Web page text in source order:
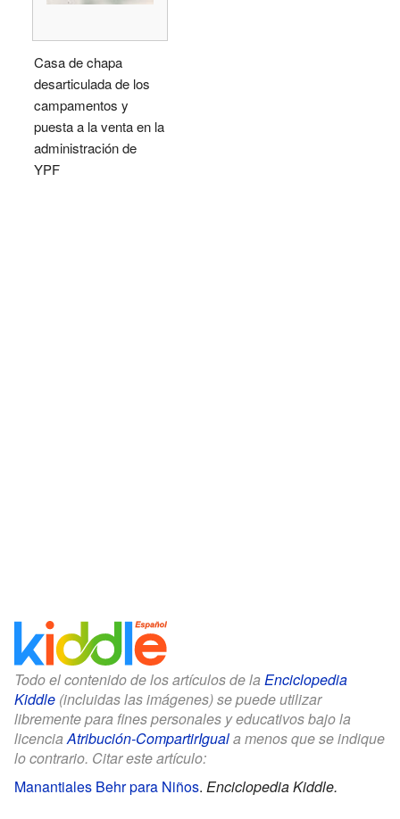
Casa de chapa
desarticulada de los
campamentos y
puesta a la venta en la
administración de
YPF
Todo el contenido de los artículos de la Enciclopedia
Kiddle (incluidas las imágenes) se puede utilizar
libremente para fines personales y educativos bajo la
licenciaAtribución-CompartirIguala menos que se indique
lo contrario. Citar este artículo:
Manantiales Behr para Niños. Enciclopedia Kiddle.